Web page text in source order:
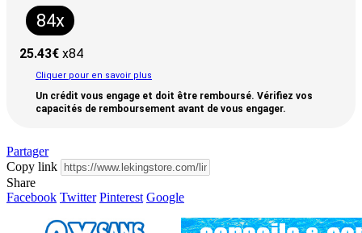
84x
25.43€ x84
Cliquer pour en savoir plus
Un crédit vous engage et doit être remboursé. Vérifiez vos
capacités de remboursement avant de vous engager.
Partager
Copy link
Share
Facebook Twitter Pinterest Google